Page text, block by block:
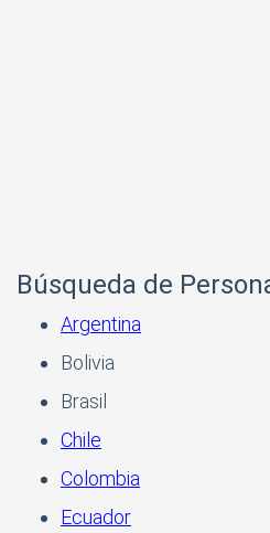
Búsqueda de
Argentina
Bolivia
Brasil
Chile
Colombia
Ecuador